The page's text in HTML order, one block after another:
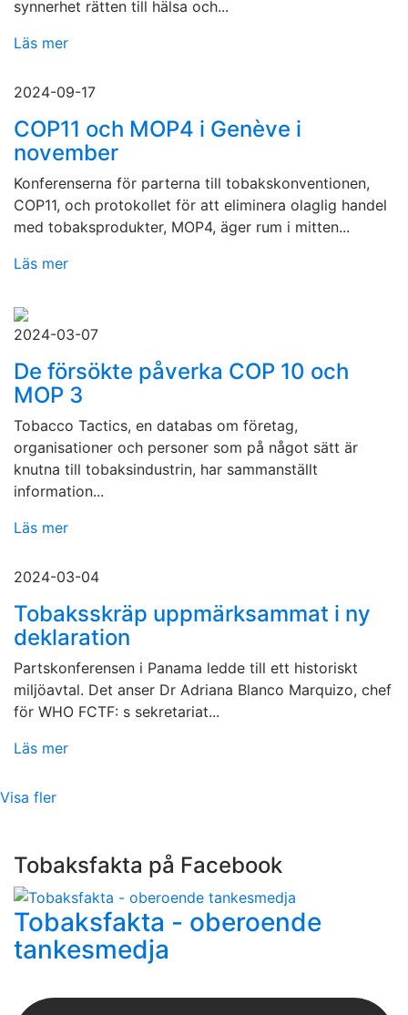
synnerhet rätten till hälsa och...
Läs mer
2024-09-17
COP11 och MOP4 i Genève i
november
Konferenserna för parterna till tobakskonventionen,
COP11, och protokollet för att eliminera olaglig handel
med tobaksprodukter, MOP4, äger rum i mitten...
Läs mer
2024-03-07
De försökte påverka COP 10 och
MOP 3
Tobacco Tactics, en databas om företag,
organisationer och personer som på något sätt är
knutna till tobaksindustrin, har sammanställt
information...
Läs mer
2024-03-04
Tobaksskräp uppmärksammat i ny
deklaration
Partskonferensen i Panama ledde till ett historiskt
miljöavtal. Det anser Dr Adriana Blanco Marquizo, chef
för WHO FCTF: s sekretariat...
Läs mer
Visa fler
Tobaksfakta på Facebook
Tobaksfakta - oberoende
tankesmedja